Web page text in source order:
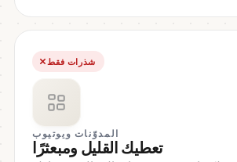
شذرات فقط
المدوّنات ويوتيوب
تعطيك القليل ومبعثرًا